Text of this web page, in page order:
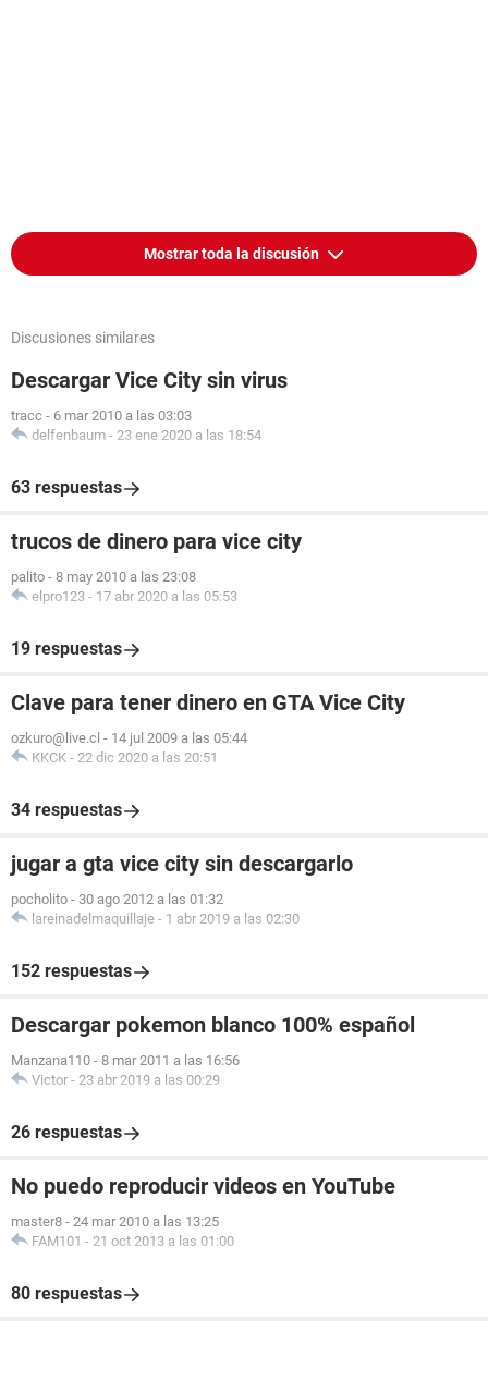
Mostrar toda la discusión
Discusiones similares
Descargar Vice City sin virus
tracc - 6 mar 2010 a las 03:03
delfenbaum - 23 ene 2020 a las 18:54
63 respuestas
trucos de dinero para vice city
palito - 8 may 2010 a las 23:08
elpro123 - 17 abr 2020 a las 05:53
19 respuestas
Clave para tener dinero en GTA Vice City
ozkuro@live.cl - 14 jul 2009 a las 05:44
KKCK - 22 dic 2020 a las 20:51
34 respuestas
jugar a gta vice city sin descargarlo
pocholito - 30 ago 2012 a las 01:32
lareinadelmaquillaje - 1 abr 2019 a las 02:30
152 respuestas
Descargar pokemon blanco 100% español
Manzana110 - 8 mar 2011 a las 16:56
Victor - 23 abr 2019 a las 00:29
26 respuestas
No puedo reproducir videos en YouTube
master8 - 24 mar 2010 a las 13:25
FAM101 - 21 oct 2013 a las 01:00
80 respuestas